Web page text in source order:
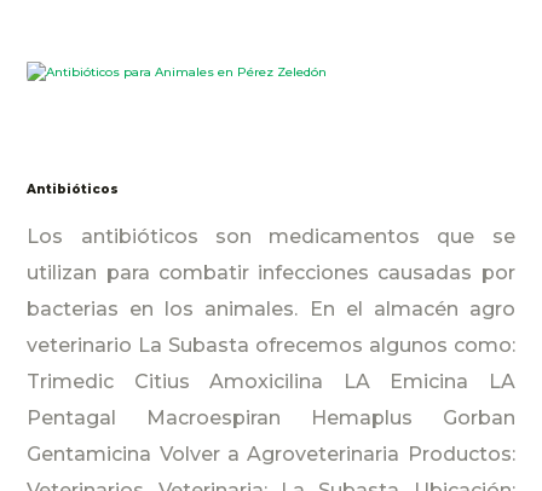
Antibióticos
Los antibióticos son medicamentos que se
utilizan para combatir infecciones causadas por
bacterias en los animales. En el almacén agro
veterinario La Subasta ofrecemos algunos como:
Trimedic Citius Amoxicilina LA Emicina LA
Pentagal Macroespiran Hemaplus Gorban
Gentamicina Volver a Agroveterinaria Productos: